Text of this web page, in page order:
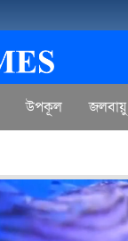
উপকূল জলবায়ু